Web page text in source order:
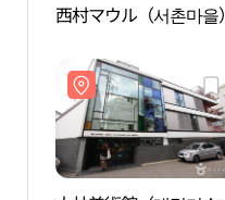
西村マウル（서촌마을）